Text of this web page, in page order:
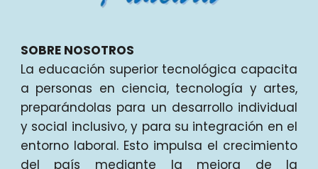
SOBRE NOSOTROS
La educación superior tecnológica capacita
a personas en ciencia, tecnología y artes,
preparándolas para un desarrollo individual
y social inclusivo, y para su integración en el
entorno laboral. Esto impulsa el crecimiento
del país mediante la mejora de la